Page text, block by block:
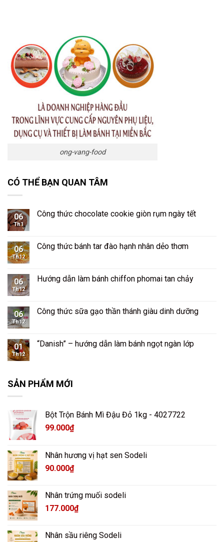
ong-vang-food
CÓ THỂ BẠN QUAN TÂM
06
Th1
Công thức chocolate cookie giòn rụm ngày tết
06
Th12
Công thức bánh tar đào hạnh nhân dẻo thơm
06
Th12
Hướng dẫn làm bánh chiffon phomai tan chảy
06
Th12
Công thức sữa gạo thần thánh giàu dinh dưỡng
01
Th12
“Danish” – hướng dẫn làm bánh ngọt ngàn lớp
SẢN PHẨM MỚI
Bột Trộn Bánh Mì Đậu Đỏ 1kg - 4027722
99.000₫
Nhân hương vị hạt sen Sodeli
90.000₫
Nhân trứng muối sodeli
177.000₫
Nhân sầu riêng Sodeli